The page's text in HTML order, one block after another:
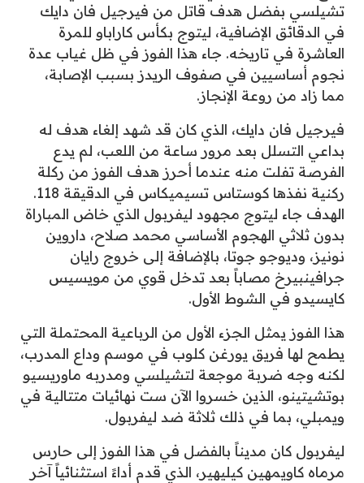
تشيلسي بفضل هدف قاتل من فيرجيل فان دايك
في الدقائق الإضافية، ليتوج بكأس كاراباو للمرة
العاشرة في تاريخه. جاء هذا الفوز في ظل غياب عدة
نجوم أساسيين في صفوف الريدز بسبب الإصابة،
مما زاد من روعة الإنجاز.
فيرجيل فان دايك، الذي كان قد شهد إلغاء هدف له
بداعي التسلل بعد مرور ساعة من اللعب، لم يدع
الفرصة تفلت منه عندما أحرز هدف الفوز من ركلة
ركنية نفذها كوستاس تسيميكاس في الدقيقة 118.
الهدف جاء ليتوج مجهود ليفربول الذي خاض المباراة
بدون ثلاثي الهجوم الأساسي محمد صلاح، داروين
نونيز، وديوجو جوتا، بالإضافة إلى خروج رايان
جرافينبيرخ مصاباً بعد تدخل قوي من مويسيس
كايسيدو في الشوط الأول.
هذا الفوز يمثل الجزء الأول من الرباعية المحتملة التي
يطمح لها فريق يورغن كلوب في موسم وداع المدرب،
لكنه وجه ضربة موجعة لتشيلسي ومدربه ماوريسيو
بوتشيتينو، الذين خسروا الآن ست نهائيات متتالية في
ويمبلي، بما في ذلك ثلاثة ضد ليفربول.
ليفربول كان مديناً بالفضل في هذا الفوز إلى حارس
مرماه كاويمهين كيليهير، الذي قدم أداءً استثنائياً آخر